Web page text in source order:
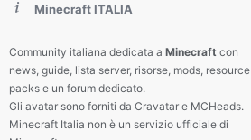
Minecraft ITALIA
Community italiana dedicata a Minecraft con
news, guide, lista server, risorse, mods, resource
packs e un forum dedicato.
Gli avatar sono forniti da Cravatar e MCHeads.
Minecraft Italia non è un servizio ufficiale di